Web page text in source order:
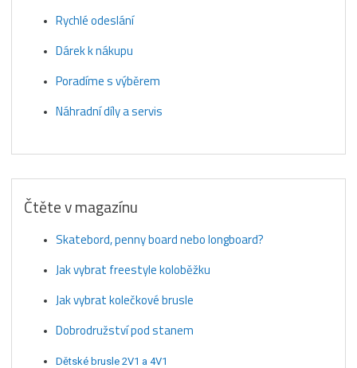
Rychlé odeslání
Dárek k nákupu
Poradíme s výběrem
Náhradní díly a servis
Čtěte v magazínu
Skatebord, penny board nebo longboard?
Jak vybrat freestyle koloběžku
Jak vybrat kolečkové brusle
Dobrodružství pod stanem
Dětské brusle 2V1 a 4V1